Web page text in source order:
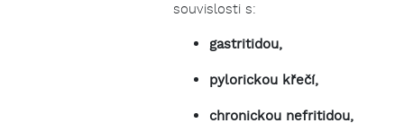
souvislosti s:
gastritidou,
pylorickou křečí,
chronickou nefritidou,